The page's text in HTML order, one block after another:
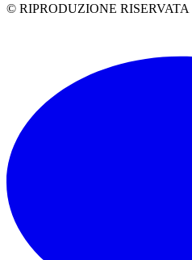
© RIPRODUZIONE RISERVATA